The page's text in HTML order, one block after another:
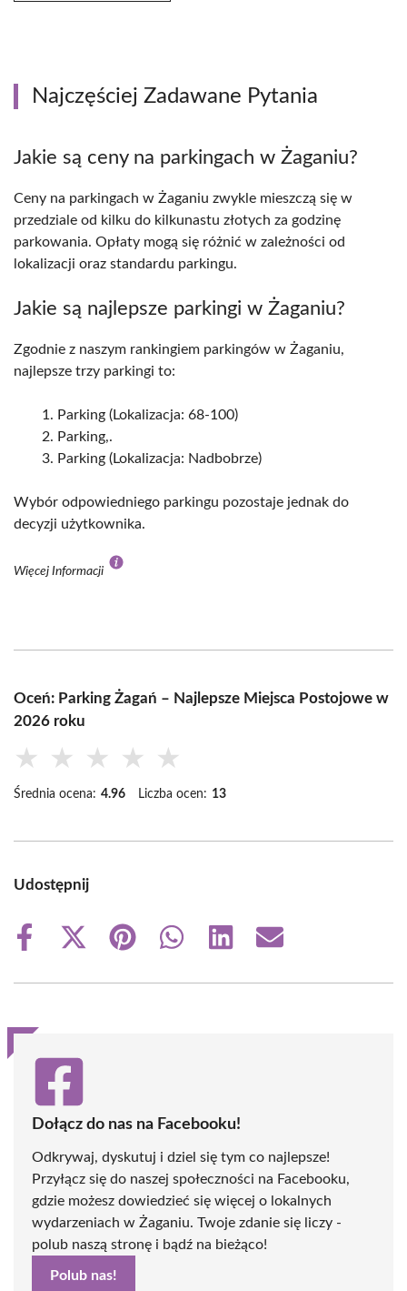
Najczęściej Zadawane Pytania
Jakie są ceny na parkingach w Żaganiu?
Ceny na parkingach w Żaganiu zwykle mieszczą się w
przedziale od kilku do kilkunastu złotych za godzinę
parkowania. Opłaty mogą się różnić w zależności od
lokalizacji oraz standardu parkingu.
Jakie są najlepsze parkingi w Żaganiu?
Zgodnie z naszym rankingiem parkingów w Żaganiu,
najlepsze trzy parkingi to:
Parking (Lokalizacja: 68-100)
Parking,.
Parking (Lokalizacja: Nadbobrze)
Wybór odpowiedniego parkingu pozostaje jednak do
decyzji użytkownika.
Więcej Informacji
Oceń: Parking Żagań – Najlepsze Miejsca Postojowe w
2026 roku
★ ★ ★ ★ ★
Średnia ocena: 4.96 Liczba ocen: 13
Udostępnij
Share
Share
(Twitter)
Share
Share
Share
Share
Dołącz do nas na Facebooku!
Odkrywaj, dyskutuj i dziel się tym co najlepsze!
Przyłącz się do naszej społeczności na Facebooku,
gdzie możesz dowiedzieć się więcej o lokalnych
wydarzeniach w Żaganiu. Twoje zdanie się liczy -
polub naszą stronę i bądź na bieżąco!
Polub nas!